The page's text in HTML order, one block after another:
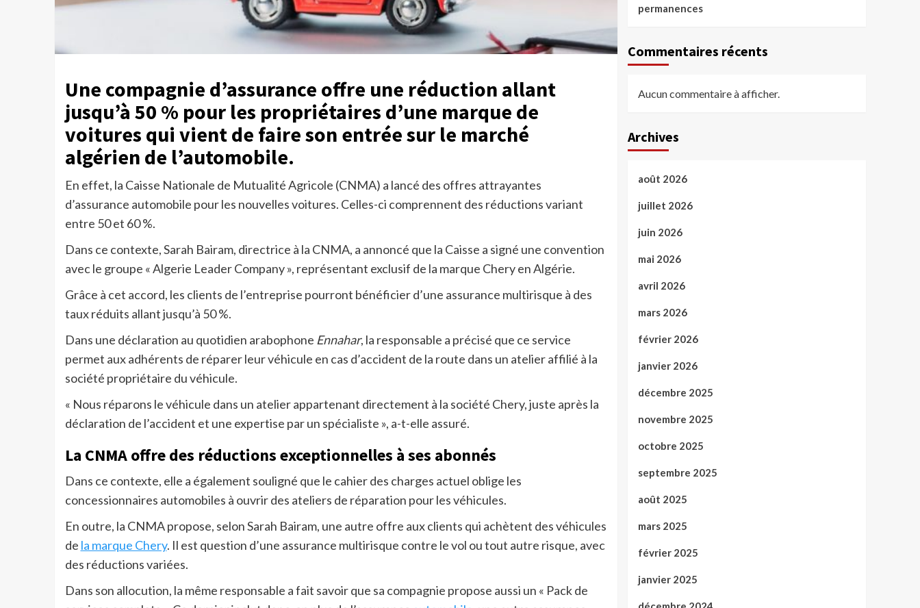
Une compagnie d’assurance offre une réduction allant
jusqu’à 50 % pour les propriétaires d’une marque de
voitures qui vient de faire son entrée sur le marché
algérien de l’automobile.
En effet, la Caisse Nationale de Mutualité Agricole (CNMA) a lancé des offres attrayantes
d’assurance automobile pour les nouvelles voitures. Celles-ci comprennent des réductions variant
entre 50 et 60 %.
Dans ce contexte, Sarah Bairam, directrice à la CNMA, a annoncé que la Caisse a signé une convention
avec le groupe « Algerie Leader Company », représentant exclusif de la marque Chery en Algérie.
Grâce à cet accord, les clients de l’entreprise pourront bénéficier d’une assurance multirisque à des
taux réduits allant jusqu’à 50 %.
Dans une déclaration au quotidien arabophone Ennahar, la responsable a précisé que ce service
permet aux adhérents de réparer leur véhicule en cas d’accident de la route dans un atelier affilié à la
société propriétaire du véhicule.
« Nous réparons le véhicule dans un atelier appartenant directement à la société Chery, juste après la
déclaration de l’accident et une expertise par un spécialiste », a-t-elle assuré.
La CNMA offre des réductions exceptionnelles à ses abonnés
Dans ce contexte, elle a également souligné que le cahier des charges actuel oblige les
concessionnaires automobiles à ouvrir des ateliers de réparation pour les véhicules.
En outre, la CNMA propose, selon Sarah Bairam, une autre offre aux clients qui achètent des véhicules
de la marque Chery. Il est question d’une assurance multirisque contre le vol ou tout autre risque, avec
des réductions variées.
Dans son allocution, la même responsable a fait savoir que sa compagnie propose aussi un « Pack de
permanences
Commentaires récents
Aucun commentaire à afficher.
Archives
août 2026
juillet 2026
juin 2026
mai 2026
avril 2026
mars 2026
février 2026
janvier 2026
décembre 2025
novembre 2025
octobre 2025
septembre 2025
août 2025
mars 2025
février 2025
janvier 2025